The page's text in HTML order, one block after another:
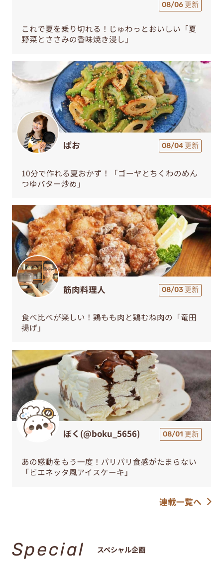
08/06 更新
これで夏を乗り切れる！じゅわっとおいしい「夏
野菜とささみの香味焼き浸し」
ぱお 08/04 更新
10分で作れる夏おかず！「ゴーヤとちくわのめん
つゆバター炒め」
筋肉料理人 08/03 更新
食べ比べが楽しい！鶏もも肉と鶏むね肉の「竜田
揚げ」
ぼく(@boku_5656) 08/01 更新
あの感動をもう一度！パリパリ食感がたまらない
「ビエネッタ風アイスケーキ」
連載一覧へ
Special スペシャル企画